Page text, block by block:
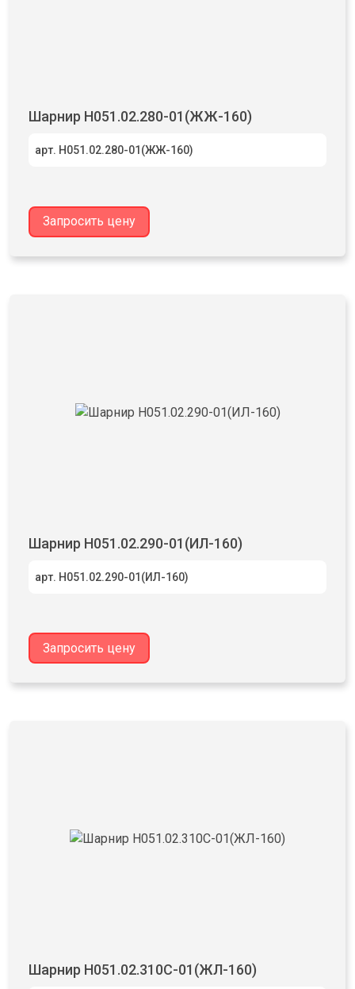
Шарнир Н051.02.280-01(ЖЖ-160)
арт. Н051.02.280-01(ЖЖ-160)
Запросить цену
Шарнир Н051.02.290-01(ИЛ-160)
арт. Н051.02.290-01(ИЛ-160)
Запросить цену
Шарнир Н051.02.310С-01(ЖЛ-160)